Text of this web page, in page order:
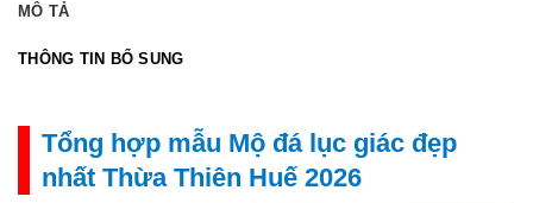
MÔ TẢ
THÔNG TIN BỔ SUNG
Tổng hợp mẫu Mộ đá lục giác đẹp
nhất Thừa Thiên Huế 2026